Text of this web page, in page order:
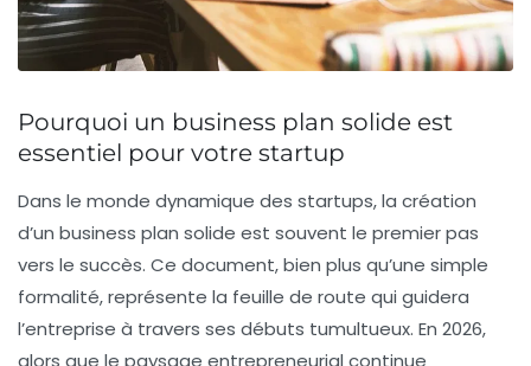
Pourquoi un business plan solide est
essentiel pour votre startup
Dans le monde dynamique des startups, la création
d’un business plan solide est souvent le premier pas
vers le succès. Ce document, bien plus qu’une simple
formalité, représente la feuille de route qui guidera
l’entreprise à travers ses débuts tumultueux. En 2026,